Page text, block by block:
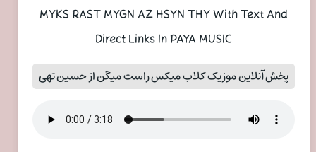
MYKS RAST MYGN AZ HSYN THY With Text And
Direct Links In PAYA MUSIC
پخش آنلاین موزیک کلاب میکس راست میگن از حسین تهی